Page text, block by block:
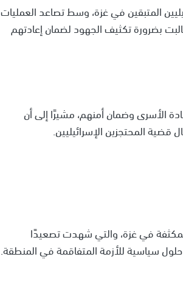
المتبقين في غزة، وسط تصاعد العمليات
بضرورة تكثيف الجهود لضمان إعادتهم
الأسرى وضمان أمنهم، مشيرًا إلى أن
المحتجزين الإسرائيليين.
في غزة، والتي شهدت تصعيدًا
سياسية للأزمة المتفاقمة في المنطقة.